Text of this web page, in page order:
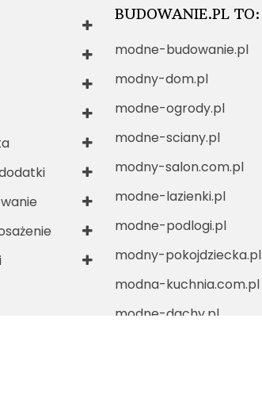
BUDOWANIE.PL TO:
modne-budowanie.pl
modny-dom.pl
modne-ogrody.pl
modne-sciany.pl
modny-salon.com.pl
modne-lazienki.pl
modne-podlogi.pl
modny-pokojdziecka.pl
modna-kuchnia.com.pl
modne-dachy.pl